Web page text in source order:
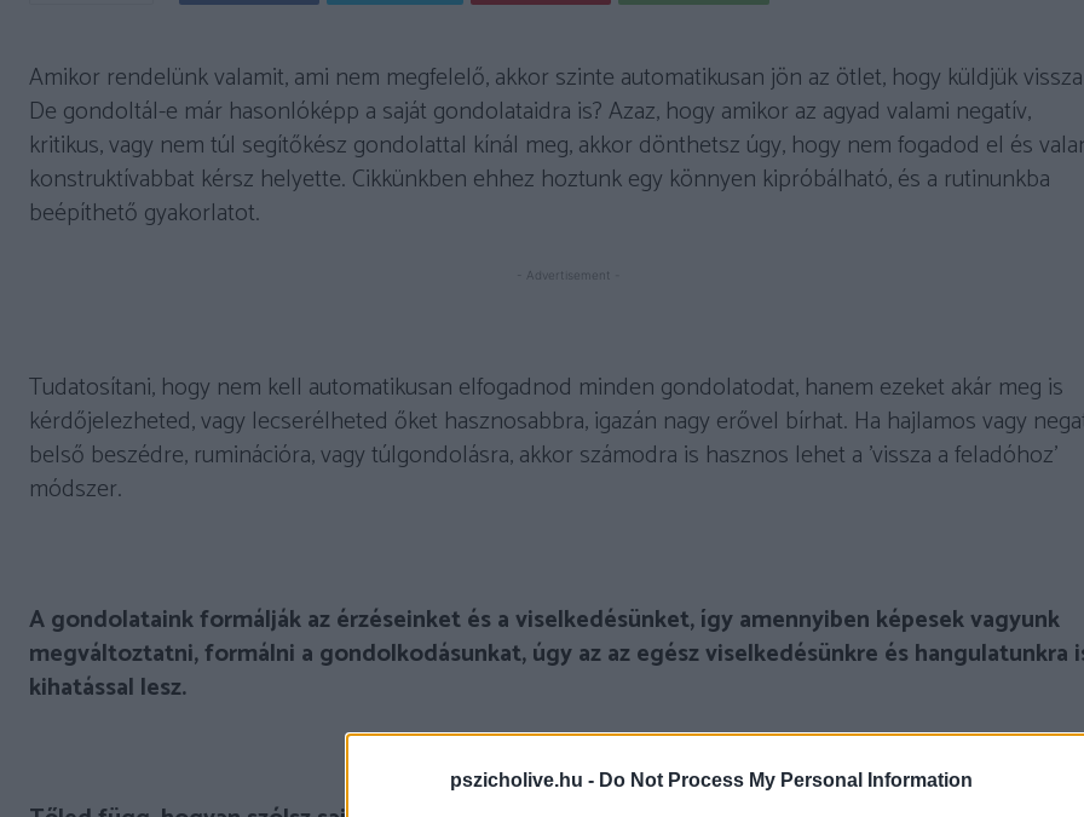
pszicholive.hu - Do Not Process My Personal Information
Amikor rendelünk valamit, ami nem megfelelő, akkor szinte automatikusan jön az ötlet, hogy küldjük
De gondoltál-e már hasonlóképp a saját gondolataidra is? Azaz, hogy amikor az agyad valami negatív,
kritikus, vagy nem túl segítőkész gondolattal kínál meg, akkor dönthetsz úgy, hogy nem fogadod el és
konstruktívabbat kérsz helyette. Cikkünkben ehhez hoztunk egy könnyen kipróbálható, és a rutinunkba
beépíthető gyakorlatot.
- Advertisement -
Tudatosítani, hogy nem kell automatikusan elfogadnod minden gondolatodat, hanem ezeket akár meg is
kérdőjelezheted, vagy lecserélheted őket hasznosabbra, igazán nagy erővel bírhat. Ha hajlamos vagy
belső beszédre, ruminációra, vagy túlgondolásra, akkor számodra is hasznos lehet a ’vissza a feladóhoz’
módszer.
A gondolataink formálják az érzéseinket és a viselkedésünket, így amennyiben képesek vagyunk
megváltoztatni, formálni a gondolkodásunkat, úgy az az egész viselkedésünkre és hangulatunkra
kihatással lesz.